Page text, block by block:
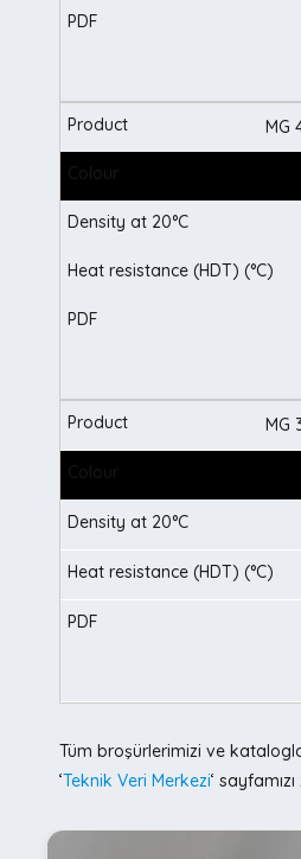
MG
MG
Tüm broşürlerimizi ve
‘Teknik Veri Merkezi‘